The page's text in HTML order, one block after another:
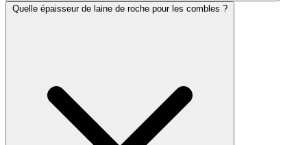
Quelle épaisseur de laine de roche pour les combles ?